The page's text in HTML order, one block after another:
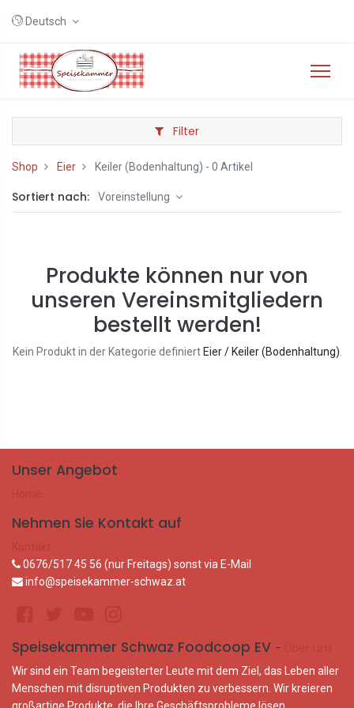
Deutsch
Filter
Shop Eier Keiler (Bodenhaltung) - 0 Artikel
Sortiert nach: Voreinstellung
Produkte können nur von
unseren Vereinsmitgliedern
bestellt werden!
Kein Produkt in der Kategorie definiert Eier / Keiler (Bodenhaltung)
Unser Angebot
Nehmen Sie Kontakt auf
0676/517 45 56 (nur Freitags) sonst via E-Mail
info@speisekammer-schwaz.at
Speisekammer Schwaz Foodcoop EV -
Wir sind ein Team begeisterter Leute mit dem Ziel, das Leben aller
Menschen mit disruptiven Produkten zu verbessern. Wir kreieren